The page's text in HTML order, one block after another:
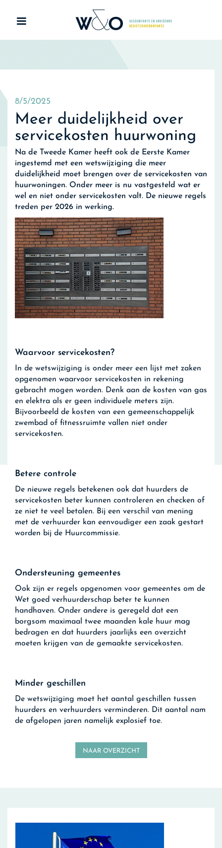
8/5/2025
Meer duidelijkheid over
servicekosten huurwoning
Na de Tweede Kamer heeft ook de Eerste Kamer
ingestemd met een wetswijziging die meer
duidelijkheid moet brengen over de servicekosten van
huurwoningen. Onder meer is nu vastgesteld wat er
wel en niet onder servicekosten valt. De nieuwe regels
treden per 2026 in werking.
Waarvoor servicekosten?
In de wetswijziging is onder meer een lijst met zaken
opgenomen waarvoor servicekosten in rekening
gebracht mogen worden. Denk aan de kosten van gas
en elektra als er geen individuele meters zijn.
Bijvoorbeeld de kosten van een gemeenschappelijk
zwembad of fitnessruimte vallen niet onder
servicekosten.
Betere controle
De nieuwe regels betekenen ook dat huurders de
servicekosten beter kunnen controleren en checken of
ze niet te veel betalen. Bij een verschil van mening
met de verhuurder kan eenvoudiger een zaak gestart
worden bij de Huurcommissie.
Ondersteuning gemeentes
Ook zijn er regels opgenomen voor gemeentes om de
Wet goed verhuurderschap beter te kunnen
handhaven. Onder andere is geregeld dat een
borgsom maximaal twee maanden kale huur mag
bedragen en dat huurders jaarlijks een overzicht
moeten krijgen van de gemaakte servicekosten.
Minder geschillen
De wetswijziging moet het aantal geschillen tussen
huurders en verhuurders verminderen. Dit aantal nam
de afgelopen jaren namelijk explosief toe.
NAAR OVERZICHT